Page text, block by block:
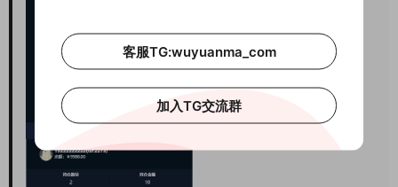
客服TG:wuyuanma_com
加入TG交流群